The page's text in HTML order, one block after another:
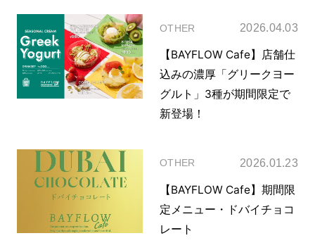
OTHER 2026.04.03
【BAYFLOW Cafe】店舗仕
込みの濃厚「グリークヨー
グルト」3種が期間限定で
新登場！
OTHER 2026.01.23
【BAYFLOW Cafe】期間限
定メニュー・ドバイチョコ
レート